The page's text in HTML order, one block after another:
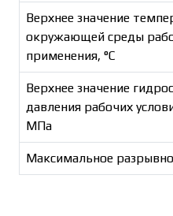
Верхнее значение
окружающей среды
применения, °С
Верхнее значение
давления рабочих
МПа
Максимальное